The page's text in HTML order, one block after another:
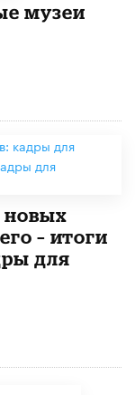
музеи
новых
– итоги
для